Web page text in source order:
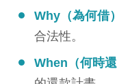
Why（為何借
合法性。
When（何時還